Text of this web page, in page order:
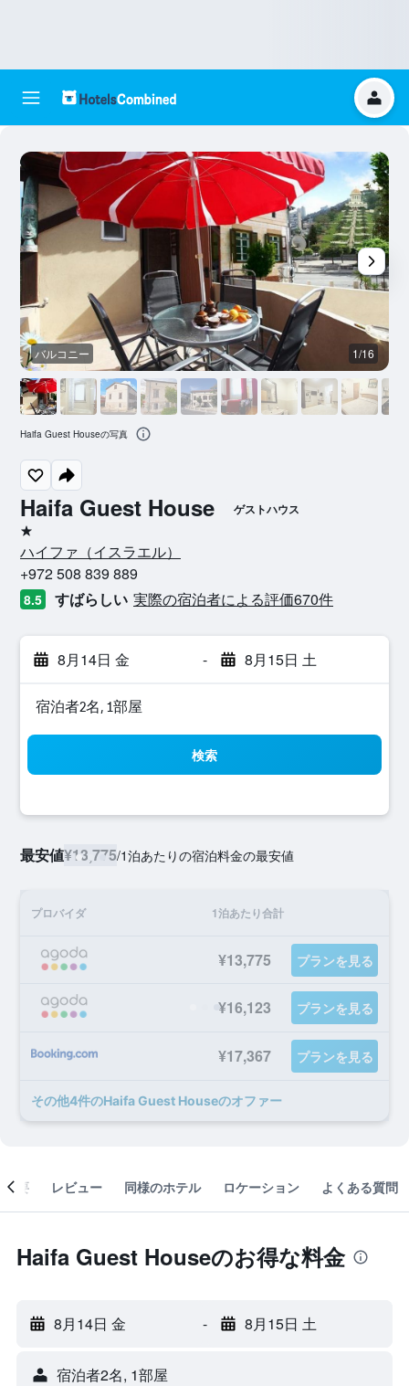
Haifa Guest House ゲストハウス
1つ星
ハイファ​（イスラエル​）​
+972 508 839 889
8.5 すばらしい 実際の宿泊者による評価670​件
8月14日 金 - 8月15日 土
宿泊者2名, 1​部屋
検索
最安値¥13,775/1泊あたりの宿泊料金の最安値
プロバイダ 1泊あたり合計
¥13,775 プランを見る
¥16,123 プランを見る
¥17,367 プランを見る
​その他4​件のHaifa Guest Houseのオファー
バルコニー 1/16
Haifa Guest Houseの写真
概要 レビュー 同様のホテル ロケーション よくある質問
Haifa Guest Houseのお得な料金
8月14日 金 - 8月15日 土
宿泊者2名, 1​部屋